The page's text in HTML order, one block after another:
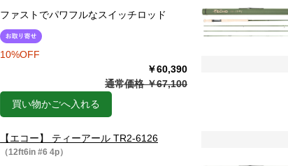
ファストでパワフルなスイッチロッド
10%OFF
￥60,390
通常価格 ￥67,100
買い物かごへ入れる
【エコー】 ティーアール TR2-6126
（12ft6in #6 4p）